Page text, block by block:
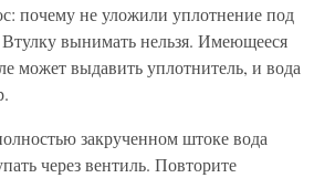
почему не уложили уплотнение под
Втулку вынимать нельзя. Имеющееся
может выдавить уплотнитель, и вода
закрученном штоке вода
через вентиль. Повторите